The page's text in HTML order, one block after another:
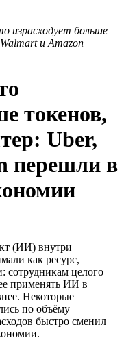
израсходует больше
и Amazon
токенов,
Uber,
перешли в
(ИИ) внутри
как ресурс,
сотрудникам целого
применять ИИ в
Некоторые
по объёму
быстро сменил